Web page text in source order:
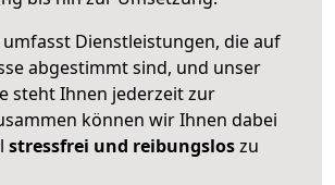
Dienstleistungen, die auf
abgestimmt sind, und unser
steht Ihnen jederzeit zur
können wir Ihnen dabei
stressfrei und reibungsloszu